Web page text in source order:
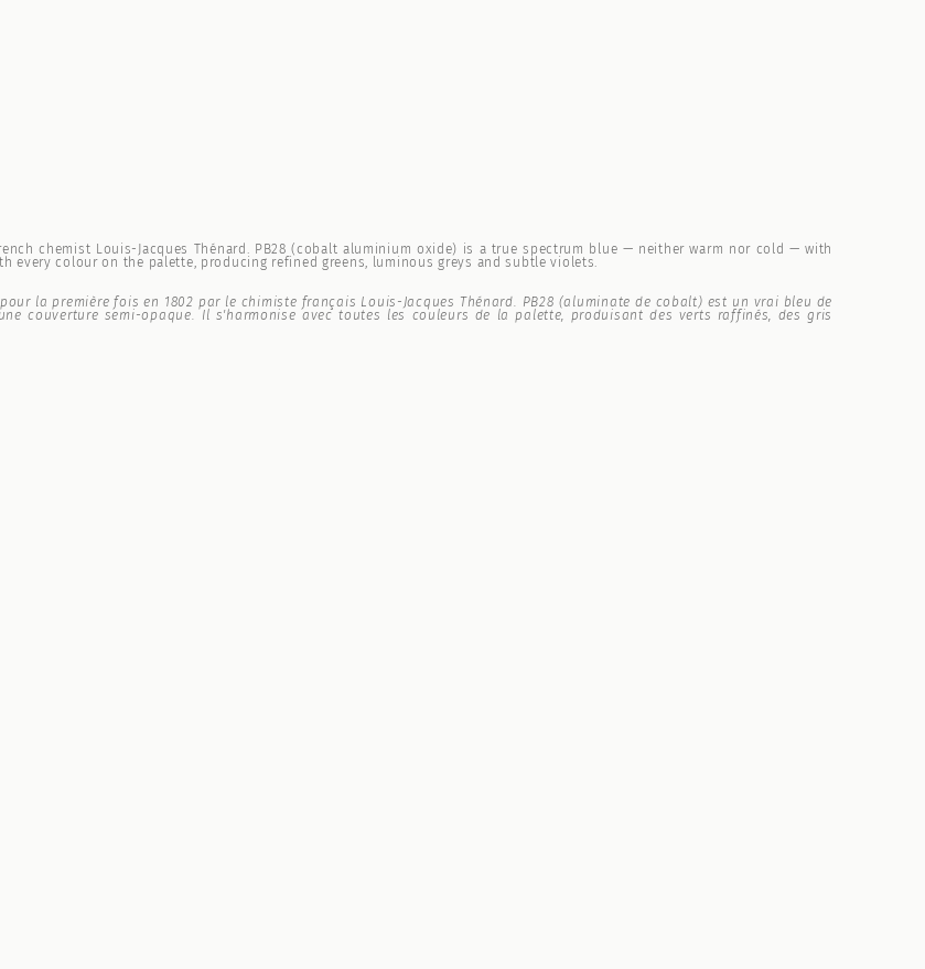
chemist Louis-Jacques Thénard. PB28 (cobalt aluminium oxide) is a true spectrum blue — neither warm nor cold — with
every colour on the palette, producing refined greens, luminous greys and subtle violets.
la première fois en 1802 par le chimiste français Louis-Jacques Thénard. PB28 (aluminate de cobalt) est un vrai bleu de
couverture semi-opaque. Il s'harmonise avec toutes les couleurs de la palette, produisant des verts raffinés, des gris